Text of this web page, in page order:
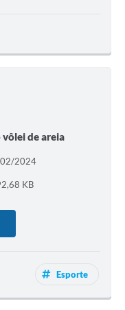
vôlei de areia
2024
KB
Esporte